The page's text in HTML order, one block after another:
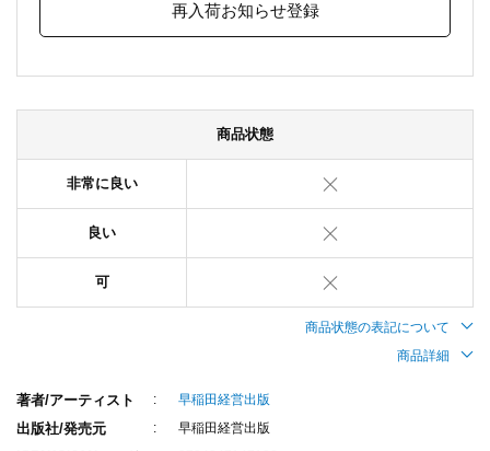
再入荷お知らせ登録
商品状態
非常に良い
良い
可
商品状態の表記について
商品詳細
著者/アーティスト 早稲田経営出版
出版社/発売元 早稲田経営出版